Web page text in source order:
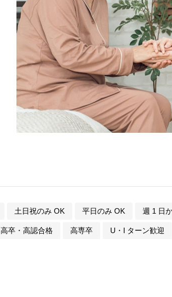
土日祝のみ OK 平日のみ OK 週 1 日
高卒・高認合格 高専卒 U・I ターン歓迎